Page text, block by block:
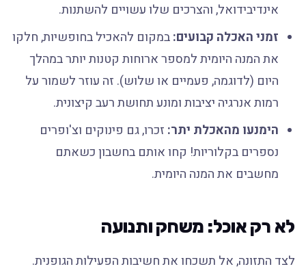
אינדיבידואל, והצרכים שלו עשויים להשתנות.
זמני האכלה קבועים:במקום להאכיל בחופשיות, חלקו
את המנה היומית למספר ארוחות קטנות יותר במהלך
היום (לדוגמה, פעמיים או שלוש). זה עוזר לשמור על
רמות אנרגיה יציבות ומונע תחושת רעב קיצונית.
הימנעו מהאכלת יתר:זכרו, גם פינוקים וצ'ופרים
נספרים בקלוריות! קחו אותם בחשבון כשאתם
מחשבים את המנה היומית.
לא רק אוכל: משחק ותנועה
לצד התזונה, אל תשכחו את חשיבות הפעילות הגופנית.